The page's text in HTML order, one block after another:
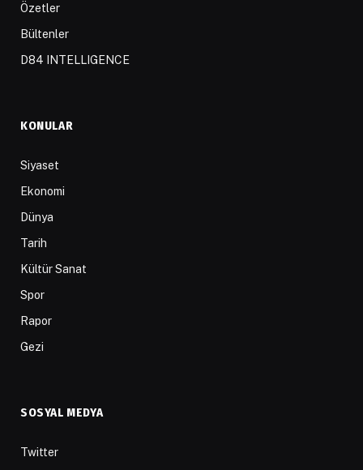
Özetler
Bültenler
D84 INTELLIGENCE
KONULAR
Siyaset
Ekonomi
Dünya
Tarih
Kültür Sanat
Spor
Rapor
Gezi
SOSYAL MEDYA
Twitter